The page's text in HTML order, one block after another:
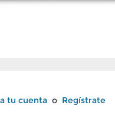
tu cuenta o Regístrate